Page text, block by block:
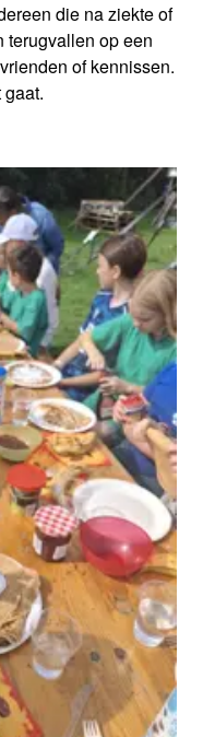
die na ziekte of
terugvallen op een
of kennissen.